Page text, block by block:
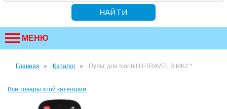
МЕНЮ
Главная Каталог Пульт для Iconbit H-TRAVEL S MK2 *
Все товары этой категории